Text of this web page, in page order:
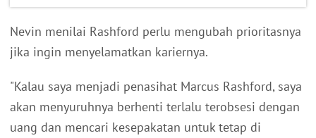
Nevin menilai Rashford perlu mengubah prioritasnya
jika ingin menyelamatkan kariernya.
"Kalau saya menjadi penasihat Marcus Rashford, saya
akan menyuruhnya berhenti terlalu terobsesi dengan
uang dan mencari kesepakatan untuk tetap di